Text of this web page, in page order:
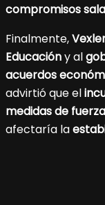
compromisos
Finalmente,
Educacióny al
acuerdos
advirtió que el
medidasde fuerza
afectaría la